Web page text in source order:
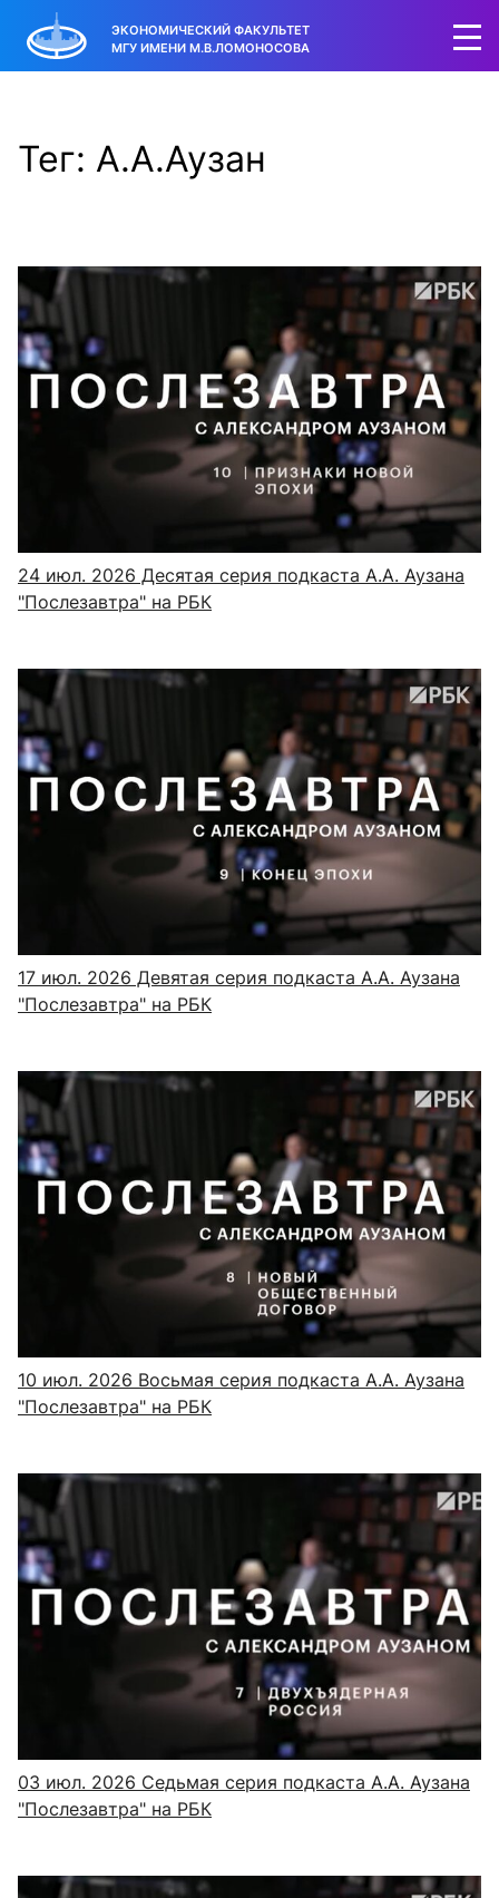
ЭКОНОМИЧЕСКИЙ ФАКУЛЬТЕТ
МГУ ИМЕНИ М.В.ЛОМОНОСОВА
Тег: А.А.Аузан
24 июл. 2026 Десятая серия подкаста А.А. Аузана
"Послезавтра" на РБК
17 июл. 2026 Девятая серия подкаста А.А. Аузана
"Послезавтра" на РБК
10 июл. 2026 Восьмая серия подкаста А.А. Аузана
"Послезавтра" на РБК
03 июл. 2026 Седьмая серия подкаста А.А. Аузана
"Послезавтра" на РБК